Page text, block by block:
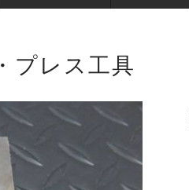
プレス工具